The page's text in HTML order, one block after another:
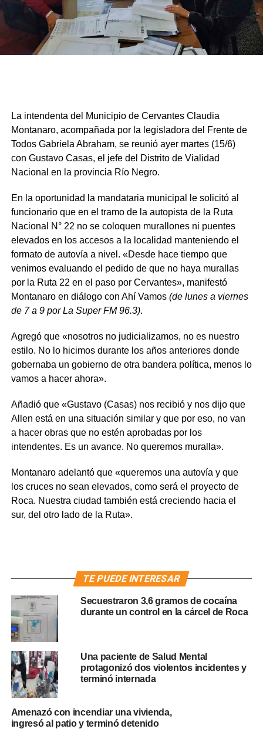
La intendenta del Municipio de Cervantes Claudia
Montanaro, acompañada por la legisladora del Frente de
Todos Gabriela Abraham, se reunió ayer martes (15/6)
con Gustavo Casas, el jefe del Distrito de Vialidad
Nacional en la provincia Río Negro.
En la oportunidad la mandataria municipal le solicitó al
funcionario que en el tramo de la autopista de la Ruta
Nacional N° 22 no se coloquen murallones ni puentes
elevados en los accesos a la localidad manteniendo el
formato de autovía a nivel. «Desde hace tiempo que
venimos evaluando el pedido de que no haya murallas
por la Ruta 22 en el paso por Cervantes», manifestó
Montanaro en diálogo con Ahí Vamos (de lunes a viernes
de 7 a 9 por La Super FM 96.3).
Agregó que «nosotros no judicializamos, no es nuestro
estilo. No lo hicimos durante los años anteriores donde
gobernaba un gobierno de otra bandera política, menos lo
vamos a hacer ahora».
Añadió que «Gustavo (Casas) nos recibió y nos dijo que
Allen está en una situación similar y que por eso, no van
a hacer obras que no estén aprobadas por los
intendentes. Es un avance. No queremos muralla».
Montanaro adelantó que «queremos una autovía y que
los cruces no sean elevados, como será el proyecto de
Roca. Nuestra ciudad también está creciendo hacia el
sur, del otro lado de la Ruta».
TE PUEDE INTERESAR
Secuestraron 3,6 gramos de cocaína
durante un control en la cárcel de Roca
Una paciente de Salud Mental
protagonizó dos violentos incidentes y
terminó internada
Amenazó con incendiar una vivienda,
ingresó al patio y terminó detenido